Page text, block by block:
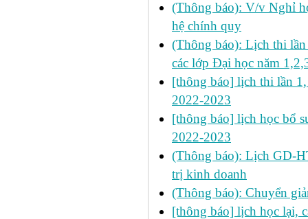
(Thông báo): V/v Nghỉ
hệ chính quy
(Thông báo): Lịch thi
các lớp Đại học năm
[thông báo] lịch thi lần
2022-2023
[thông báo] lịch học bổ
2022-2023
(Thông báo): Lịch GD-
trị kinh doanh
(Thông báo): Chuyển
[thông báo] lịch học lại,